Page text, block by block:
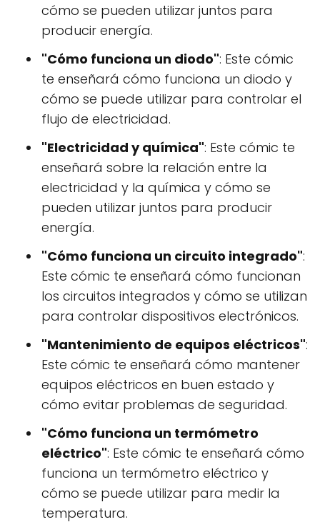
cómo se pueden utilizar juntos para
producir energía.
"Cómo funciona un diodo": Este cómic
te enseñará cómo funciona un diodo y
cómo se puede utilizar para controlar el
flujo de electricidad.
"Electricidad y química": Este cómic te
enseñará sobre la relación entre la
electricidad y la química y cómo se
pueden utilizar juntos para producir
energía.
"Cómo funciona un circuito integrado":
Este cómic te enseñará cómo funcionan
los circuitos integrados y cómo se utilizan
para controlar dispositivos electrónicos.
"Mantenimiento de equipos eléctricos":
Este cómic te enseñará cómo mantener
equipos eléctricos en buen estado y
cómo evitar problemas de seguridad.
"Cómo funciona un termómetro
eléctrico": Este cómic te enseñará cómo
funciona un termómetro eléctrico y
cómo se puede utilizar para medir la
temperatura.